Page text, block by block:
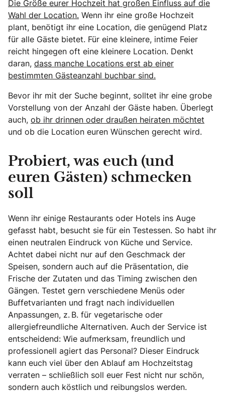
Die Größe eurer Hochzeit hat großen Einfluss auf die
Wahl der Location. Wenn ihr eine große Hochzeit
plant, benötigt ihr eine Location, die genügend Platz
für alle Gäste bietet. Für eine kleinere, intime Feier
reicht hingegen oft eine kleinere Location. Denkt
daran, dass manche Locations erst ab einer
bestimmten Gästeanzahl buchbar sind.
Bevor ihr mit der Suche beginnt, solltet ihr eine grobe
Vorstellung von der Anzahl der Gäste haben. Überlegt
auch, ob ihr drinnen oder draußen heiraten möchtet
und ob die Location euren Wünschen gerecht wird.
Probiert, was euch (und
euren Gästen) schmecken
soll
Wenn ihr einige Restaurants oder Hotels ins Auge
gefasst habt, besucht sie für ein Testessen. So habt ihr
einen neutralen Eindruck von Küche und Service.
Achtet dabei nicht nur auf den Geschmack der
Speisen, sondern auch auf die Präsentation, die
Frische der Zutaten und das Timing zwischen den
Gängen. Testet gern verschiedene Menüs oder
Buffetvarianten und fragt nach individuellen
Anpassungen, z. B. für vegetarische oder
allergiefreundliche Alternativen. Auch der Service ist
entscheidend: Wie aufmerksam, freundlich und
professionell agiert das Personal? Dieser Eindruck
kann euch viel über den Ablauf am Hochzeitstag
verraten – schließlich soll euer Fest nicht nur schön,
sondern auch köstlich und reibungslos werden.